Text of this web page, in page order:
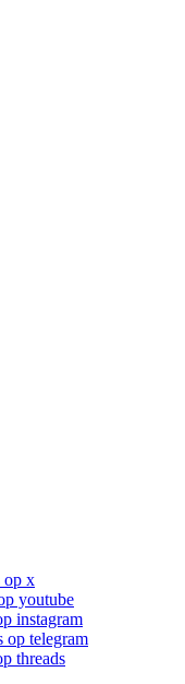
op x
youtube
instagram
op telegram
threads